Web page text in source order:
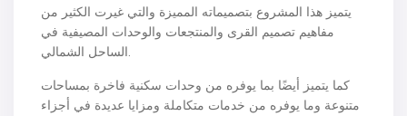
يتميز هذا المشروع بتصميماته المميزة والتي غيرت الكثير من
مفاهيم تصميم القرى والمنتجعات والوحدات المصيفية في
الساحل الشمالي.
كما يتميز أيضًا بما يوفره من وحدات سكنية فاخرة بمساحات
متنوعة وما يوفره من خدمات متكاملة ومزايا عديدة في أجزاء